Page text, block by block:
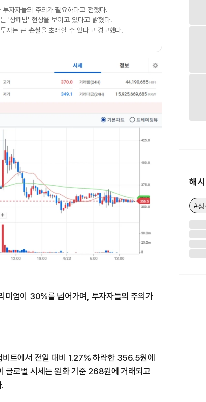
자자들의 주의가 필요하다고 전했다.
'상폐빔' 현상을 보이고 있다고 밝혔다.
자는 큰 손실을 초래할 수 있다고 경고했다.
미엄이 30%를 넘어가며, 투자자들의 주의가
트에서 전일 대비 1.27% 하락한 356.5원에
글로벌 시세는 원화 기준 268원에 거래되고
해
#상